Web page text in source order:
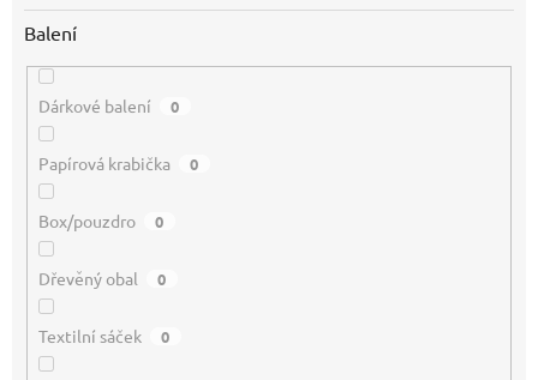
Balení
Dárkové balení 0
Papírová krabička 0
Box/pouzdro 0
Dřevěný obal 0
Textilní sáček 0